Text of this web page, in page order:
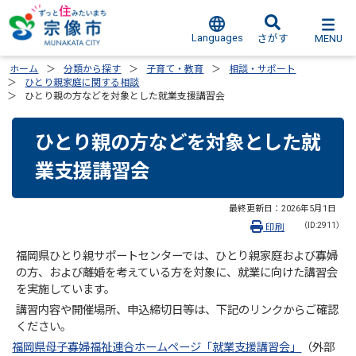
Languages さがす MENU
ホーム 分類から探す 子育て・教育
相談・サポート
ひとり親家庭に関する相談
ひとり親の方などを対象とした就業支援講習会
ひとり親の方などを対象とした就
業支援講習会
最終更新日： 2026年5月1日
（ID:2911）
印刷
福岡県ひとり親サポートセンターでは、ひとり親家庭および寡婦
の方、および離婚を考えている方を対象に、就業に向けた講習会
を実施しています。
講習内容や開催場所、申込締切日等は、下記のリンクからご確認
ください。
福岡県母子寡婦福祉連合ホームページ「就業支援講習会」
（外部